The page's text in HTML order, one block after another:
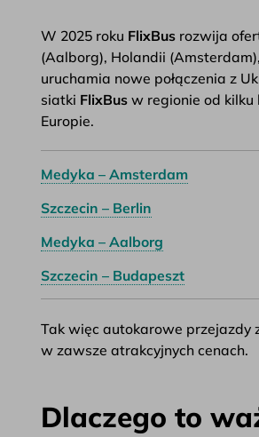
W 2025 roku FlixBus rozwija
(Aalborg), Holandii
uruchamia nowe połączenia z
siatki FlixBus w regionie od
Europie.
Medyka – Amsterdam
Szczecin – Berlin
Medyka – Aalborg
Szczecin – Budapeszt
Tak więc autokarowe przejazdy
w zawsze atrakcyjnych cenach.
Dlaczego to